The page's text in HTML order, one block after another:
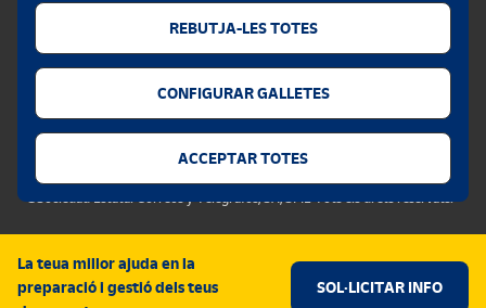
La teua millor ajuda en la
preparació i gestió dels teus
SOL·LICITAR INFO
Avís legal
Alerta de seguretat
Accessibilitat
©Sociedad Estatal Correos y Telégrafos, SA, SME Tots els drets reservats.
REBUTJA-LES TOTES
CONFIGURAR GALLETES
ACCEPTAR TOTES